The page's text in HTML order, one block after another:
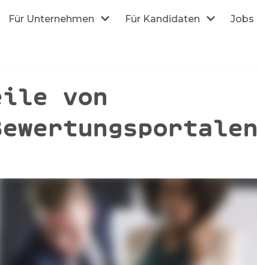
Für Unternehmen Für Kandidaten Jobs
von